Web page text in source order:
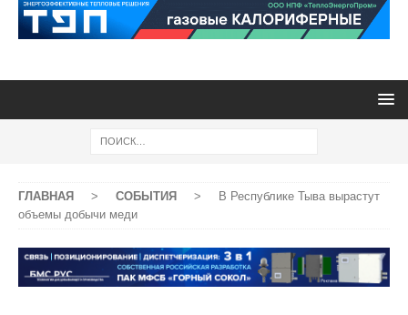
ГЛАВНАЯ > СОБЫТИЯ >
В Республике Тыва вырастут
объемы добычи меди